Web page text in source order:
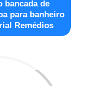
bancada de
para banheiro
Remédios